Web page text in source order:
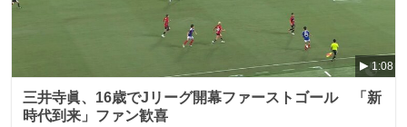
1:08
三井寺眞、16歳でJリーグ開幕ファーストゴール 「新
時代到来」ファン歓喜